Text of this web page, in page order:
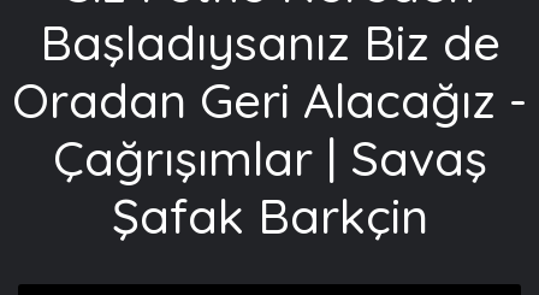
Başladıysanız Biz de
Oradan Geri Alacağız -
Çağrışımlar | Savaş
Şafak Barkçin